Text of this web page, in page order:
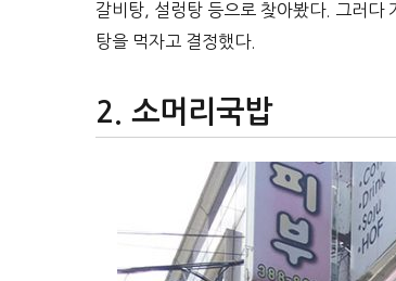
갈비탕, 설렁탕 등으로 찾아봤다. 그러다
탕을 먹자고 결정했다.
소머리국밥